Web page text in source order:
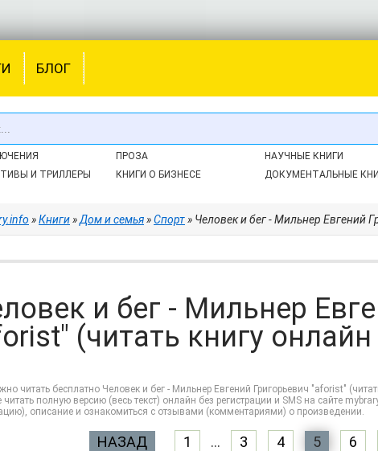
БЛОГ
И ТРИЛЛЕРЫ
ПРОЗА
КНИГИ О БИЗНЕСЕ
НАУЧНЫЕ КНИГИ
ДОКУМЕНТАЛЬНЫЕ
»Книги»Дом и семья»Спорт» Человек и бег - Мильнер Евгений
и бег - Мильнер
(читать книгу
читать бесплатно Человек и бег - Мильнер Евгений Григорьевич "aforist"
читать полную версию (весь текст) онлайн без регистрации и SMS на сайте
описание и ознакомиться с отзывами (комментариями) о произведении.
НАЗАД 1 ... 3 4 5 6